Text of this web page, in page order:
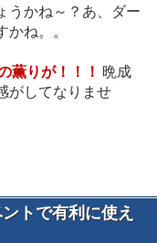
うかね～？あ、ダー
ね。。
薫りが！！！ 晩成
がしてなりませ
トで有利に使え